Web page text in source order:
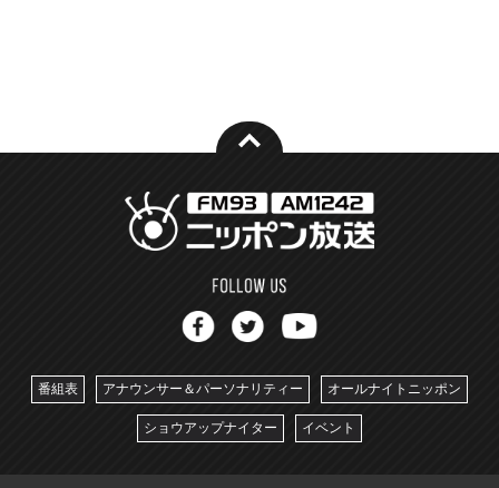
番組表 アナウンサー＆パーソナリティー オールナイトニッポン
ショウアップナイター イベント